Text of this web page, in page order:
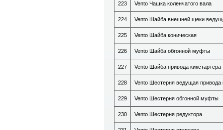
223 Vento Чашка коленчатого вала
224 Vento Шайба внешней щеки
225 Vento Шайба коническая
226 Vento Шайба обгонной муфты
227 Vento Шайба привода кикстартера
228 Vento Шестерня ведущая привода
229 Vento Шестерня обгонной муфты
230 Vento Шестерня редуктора